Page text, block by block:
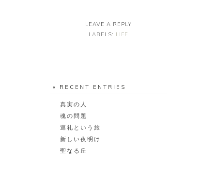
LEAVE A REPLY
LABELS: LIFE
» RECENT ENTRIES
真実の人
魂の問題
巡礼という旅
新しい夜明け
聖なる丘